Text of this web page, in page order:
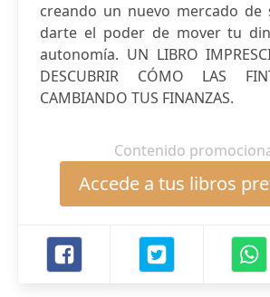
creando un nuevo mercado de
darte el poder de mover tu
autonomía. UN LIBRO
DESCUBRIR CÓMO LAS
CAMBIANDO TUS FINANZAS.
Contenido
Accede a tus libros